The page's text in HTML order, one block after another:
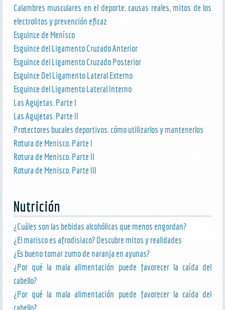
Calambres musculares en el deporte: causas reales, mitos de los
electrolitos y prevención eficaz
Esguince de Menísco
Esguince del Ligamento Cruzado Anterior
Esguince del Ligamento Cruzado Posterior
Esguince Del Ligamento Lateral Externo
Esguince del Ligamento Lateral Interno
Las Agujetas. Parte I
Las Agujetas. Parte II
Protectores bucales deportivos: cómo utilizarlos y mantenerlos
Rotura de Menisco. Parte I
Rotura de Menisco. Parte II
Rotura de Menisco. Parte III
Nutrición
¿Cuáles son las bebidas alcohólicas que menos engordan?
¿El marisco es afrodisiaco? Descubre mitos y realidades
¿Es bueno tomar zumo de naranja en ayunas?
¿Por qué la mala alimentación puede favorecer la caída del
cabello?
¿Por qué la mala alimentación puede favorecer la caída del
cabello?